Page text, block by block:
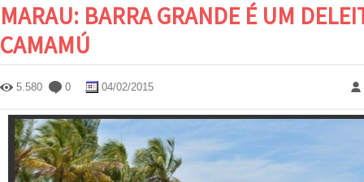
MARAU: BARRA GRANDE É UM
CAMAMÚ
5.580 0 04/02/2015